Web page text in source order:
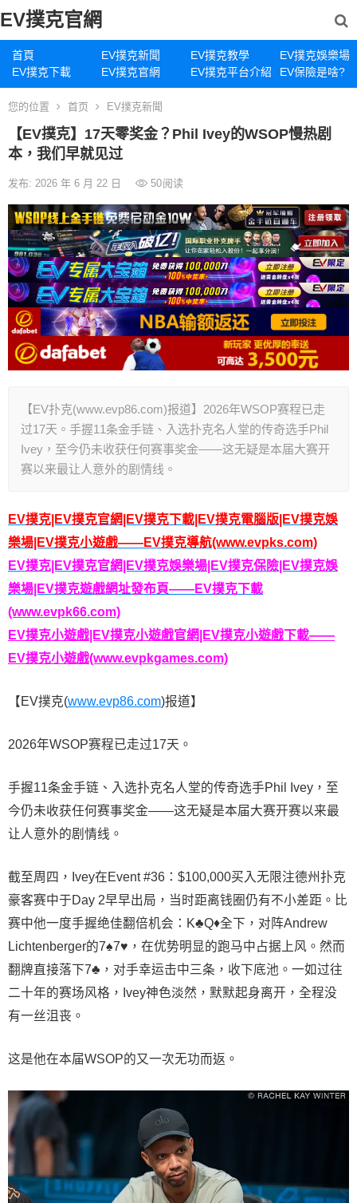
EV撲克官網
首頁 EV撲克新聞 EV撲克教學
EV撲克娛樂場
EV撲克下載
EV撲克官網 EV撲克平台介紹 EV保險是啥?
您的位置 首页 EV撲克新聞
【EV撲克】17天零奖金？Phil Ivey的WSOP慢热剧
本，我们早就见过
发布: 2026 年 6 月 22 日 50阅读
【EV扑克(www.evp86.com)报道】2026年WSOP赛程已走
过17天。手握11条金手链、入选扑克名人堂的传奇选手Phil
Ivey，至今仍未收获任何赛事奖金——这无疑是本届大赛开
赛以来最让人意外的剧情线。
EV撲克|EV撲克官網|EV撲克下載|EV撲克電腦版|EV撲克娛
樂場|EV撲克小遊戲——EV撲克導航(www.evpks.com)
EV撲克|EV撲克官網|EV撲克娛樂場|EV撲克保險|EV撲克娛
樂場|EV撲克遊戲網址發布頁——EV撲克下載
(www.evpk66.com)
EV撲克小遊戲|EV撲克小遊戲官網|EV撲克小遊戲下載——
EV撲克小遊戲(www.evpkgames.com)
【EV撲克(www.evp86.com)报道】
2026年WSOP赛程已走过17天。
手握11条金手链、入选扑克名人堂的传奇选手Phil Ivey，至
今仍未收获任何赛事奖金——这无疑是本届大赛开赛以来最
让人意外的剧情线。
截至周四，Ivey在Event #36：$100,000买入无限注德州扑克
豪客赛中于Day 2早早出局，当时距离钱圈仍有不小差距。比
赛中他一度手握绝佳翻倍机会：K♣Q♦全下，对阵Andrew
Lichtenberger的7♠7♥，在优势明显的跑马中占据上风。然而
翻牌直接落下7♣，对手幸运击中三条，收下底池。一如过往
二十年的赛场风格，Ivey神色淡然，默默起身离开，全程没
有一丝沮丧。
这是他在本届WSOP的又一次无功而返。